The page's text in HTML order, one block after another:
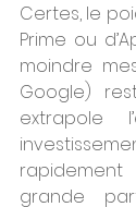
Certes, le
Prime ou
moindre
Google)
extrapole
grande